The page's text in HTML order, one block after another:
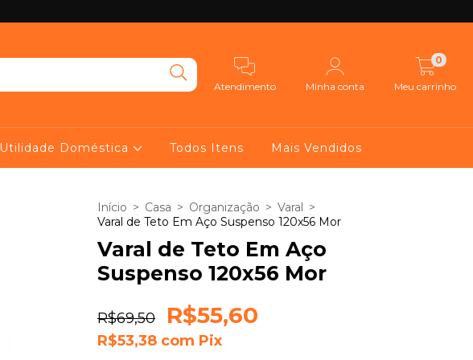
Atendimento Minha conta Meu carrinho
0
Utilidade Doméstica Todos Itens Mais Vendidos
Início > Casa > Organização > Varal >
Varal de Teto Em Aço Suspenso 120x56 Mor
Varal de Teto Em Aço
Suspenso 120x56 Mor
R$69,50 R$55,60
R$53,38 com Pix